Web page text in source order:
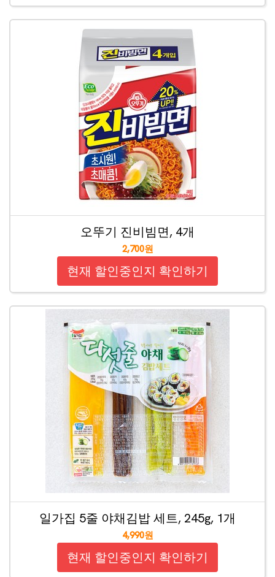
오뚜기 진비빔면, 4개
2,700원
현재 할인중인지 확인하기
일가집 5줄 야채김밥 세트, 245g, 1개
4,990원
현재 할인중인지 확인하기